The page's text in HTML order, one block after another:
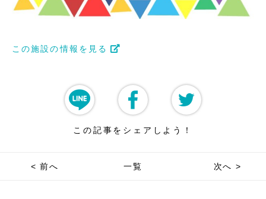
この施設の情報を見る
この記事をシェアしよう！
< 前へ 一覧 次へ >